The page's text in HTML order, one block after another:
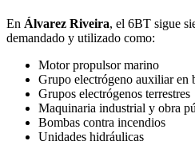
En Álvarez Riveira, el 6BT sigue
demandado y utilizado como:
Motor propulsor marino
Grupo electrógeno auxiliar en
Grupos electrógenos terrestres
Maquinaria industrial y obra
Bombas contra incendios
Unidades hidráulicas